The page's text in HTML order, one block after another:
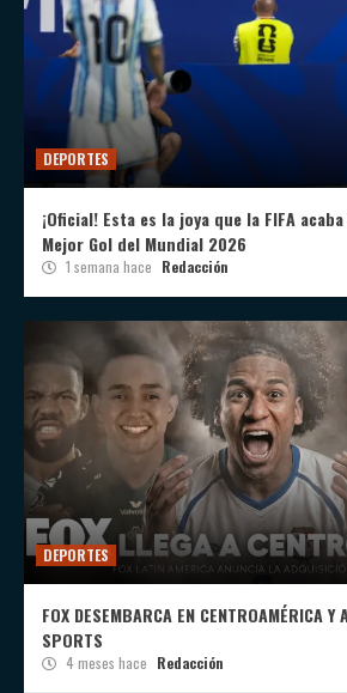
DEPORTES
¡Oficial! Esta es la joya que la FIFA
Mejor Gol del Mundial 2026
1 semana hace Redacción
DEPORTES
FOX DESEMBARCA EN CENTROAMÉRICA Y
SPORTS
4 meses hace Redacción